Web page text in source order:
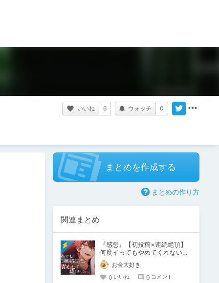
いいね 6 ウォッチ 0
まとめを作成する
まとめの作り方
関連まとめ
『感想』【初投稿×連続絶頂】
何度イってもやめてくれない嫉
妬彼氏に激責めされて堕とされ
る。お金大好き
0 いいね 0 コメント